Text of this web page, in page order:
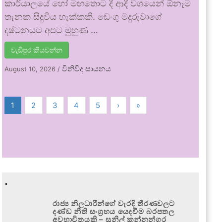
කාර්යාලයේ හෝ මඟතොට දී ආදී වශයෙන් ඕනෑම
තැනක සිදුවිය හැක්කකි. ඩෙංගු මදුරුවාගේ
දෂ්ටනයට අපට මුහුණ …
වැඩිපුර කියවන්න
August 10, 2026 /විනිවිද සායනය
1 2 3 4 5 › »
.
රාජ්‍ය නිලධාරීන්ගේ වැරදි තීරණවලට
දණ්ඩ නීති සංග්‍රහය යෙදවීම බරපතල
අවභාවිතයකි – සුනිල් කන්නන්ගර